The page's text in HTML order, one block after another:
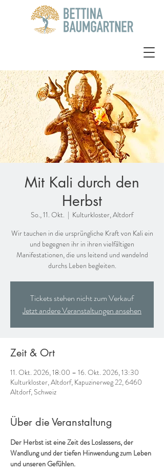
Mit Kali durch den
Herbst
So., 11. Okt.
  |
Kulturkloster, Altdorf
Wir tauchen in die ursprüngliche Kraft von Kali ein
und begegnen ihr in ihren vielfältigen
Manifestationen, die uns leitend und wandelnd
durchs Leben begleiten.
Tickets stehen nicht zum Verkauf
Jetzt andere Veranstaltungen ansehen
Zeit & Ort
11. Okt. 2026, 18:00 – 16. Okt. 2026, 13:30
Kulturkloster, Altdorf, Kapuzinerweg 22, 6460
Altdorf, Schweiz
Über die Veranstaltung
Der Herbst ist eine Zeit des Loslassens, der
Wandlung und der tiefen Hinwendung zum Leben
und unseren Gefühlen.